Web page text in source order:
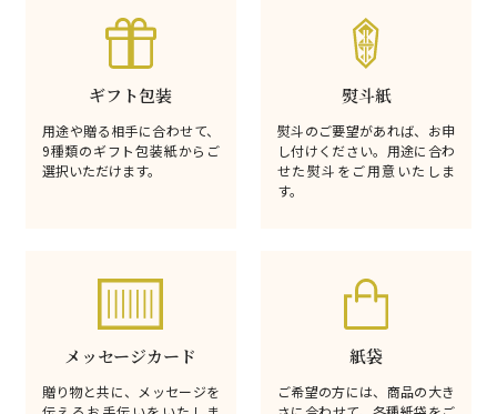
ギフト包装
用途や贈る相手に合わせて、
9種類のギフト包装紙からご
選択いただけます。
熨斗紙
熨斗のご要望があれば、お申
し付けください。用途に合わ
せた熨斗をご用意いたしま
す。
メッセージカード
贈り物と共に、メッセージを
紙袋
ご希望の方には、商品の大き